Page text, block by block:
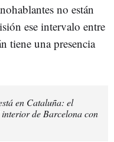
no están
ese intervalo entre
tiene una presencia
en Cataluña: el
de Barcelona con